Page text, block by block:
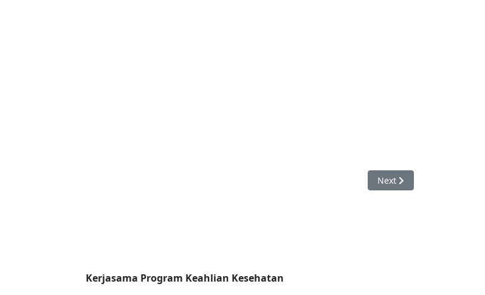
dalam Pengalaman Next article: Optimalisasi
Next
Kerjasama Program Keahlian Kesehatan